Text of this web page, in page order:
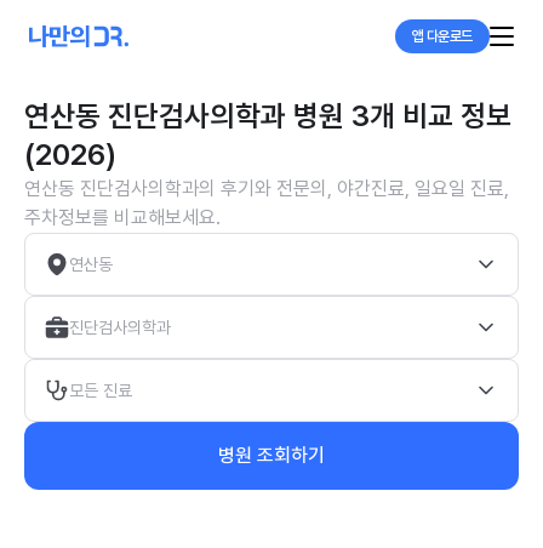
앱 다운로드
연산동 진단검사의학과 병원 3개 비교 정보
(2026)
연산동 진단검사의학과의 후기와 전문의, 야간진료, 일요일 진료,
주차정보를 비교해보세요.
연산동
진단검사의학과
모든 진료
병원 조회하기